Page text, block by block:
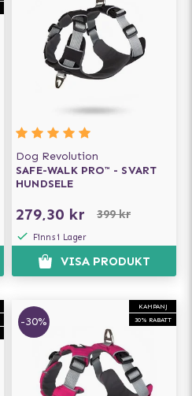
Dog Revolution
SAFE-WALK PRO™ - SVART
HUNDSELE
279,30 kr 399 kr
Finns i Lager
VISA PRODUKT
KAMPANJ
30% RABATT
-30%